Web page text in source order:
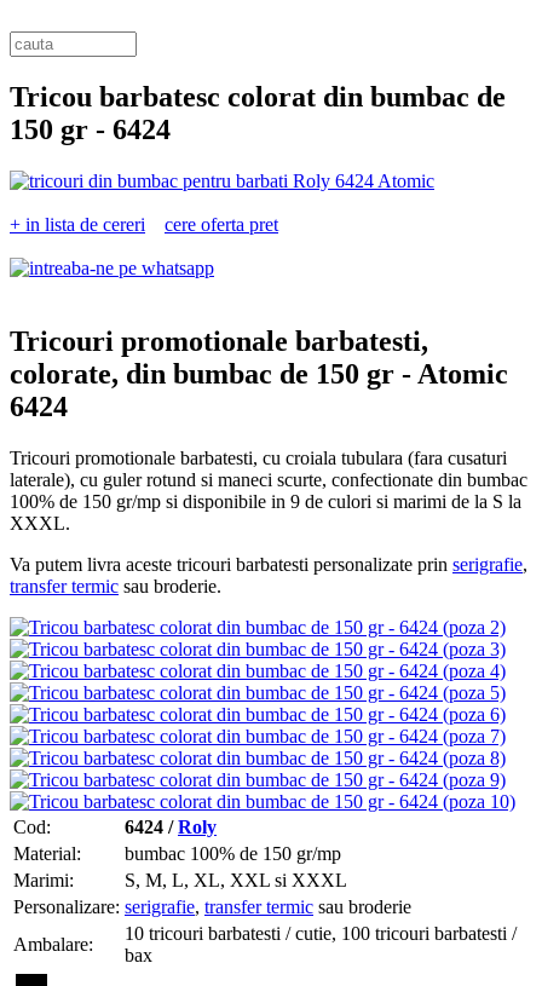
Tricou barbatesc colorat din bumbac de
150 gr - 6424
+ in lista de cereri cere oferta pret
Tricouri promotionale barbatesti,
colorate, din bumbac de 150 gr - Atomic
6424
Tricouri promotionale barbatesti, cu croiala tubulara (fara cusaturi
laterale), cu guler rotund si maneci scurte, confectionate din bumbac
100% de 150 gr/mp si disponibile in 9 de culori si marimi de la S la
XXXL.
Va putem livra aceste tricouri barbatesti personalizate prin serigrafie,
transfer termic sau broderie.
Cod: 6424 /Roly
Material:
bumbac 100% de 150 gr/mp
Marimi:
S, M, L, XL, XXL si XXXL
Personalizare: serigrafie, transfer termic sau broderie
Ambalare:
10 tricouri barbatesti / cutie, 100 tricouri barbatesti /
bax